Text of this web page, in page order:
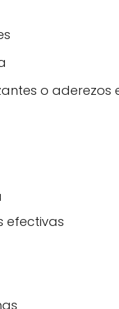
o aderezos
efectivas